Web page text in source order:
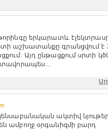
երկարատև
աշխատանքը գրանցվում է 24
Այդ ընթացքում սրտի
ակտիվ
ամբողջ օրգանիզմի բարդ